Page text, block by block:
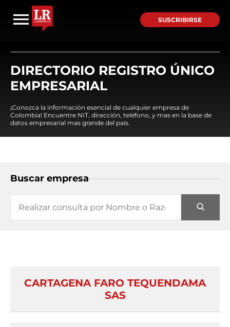
SUSCRIBIRSE
DIRECTORIO REGISTRO ÚNICO
EMPRESARIAL
¡Conozca la información esencial de cualquier empresa de
Colombia! Encuentre NIT, dirección, teléfono, y mas en la base de
datos empresarial mas grande del país.
Buscar empresa
CARTAGENA FARO TEQUENDAMA
SAS